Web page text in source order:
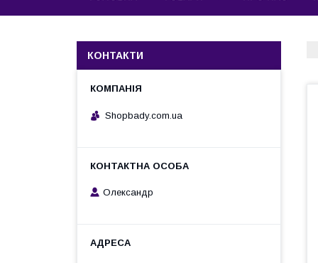
КОНТАКТИ
Shopbady.com.ua
Олександр